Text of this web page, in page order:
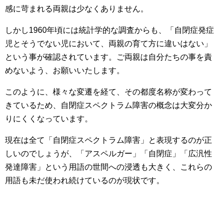
感に苛まれる両親は少なくありません。
しかし1960年頃には統計学的な調査からも、「自閉症発症
児とそうでない児において、両親の育て方に違いはない」
という事が確認されています。ご両親は自分たちの事を責
めないよう、お願いいたします。
このように、様々な変遷を経て、その都度名称が変わって
きているため、自閉症スペクトラム障害の概念は大変分か
りにくくなっています。
現在は全て「自閉症スペクトラム障害」と表現するのが正
しいのでしょうが、「アスペルガー」「自閉症」「広汎性
発達障害」という用語の世間への浸透も大きく、これらの
用語も未だ使われ続けているのが現状です。